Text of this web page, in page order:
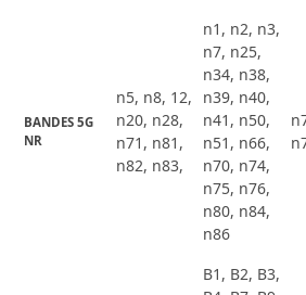
BANDES 5G
NR
n5, n8, 12,
n20, n28,
n71, n81,
n82, n83,
n1, n2, n3,
n7, n25,
n34, n38,
n39, n40,
n41, n50,
n51, n66,
n70, n74,
n75, n76,
n80, n84,
n86
B1, B2, B3,